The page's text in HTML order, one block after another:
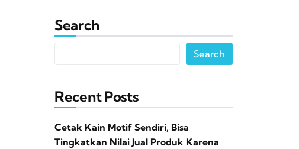
Search
Search
Recent Posts
Cetak Kain Motif Sendiri, Bisa
Tingkatkan Nilai Jual Produk Karena